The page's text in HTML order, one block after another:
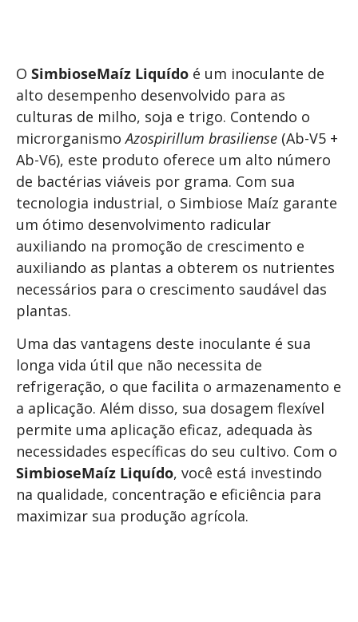
O SimbioseMaíz Liquído é um inoculante de
alto desempenho desenvolvido para as
culturas de milho, soja e trigo. Contendo o
microrganismoAzospirillum brasiliense (Ab-V5 +
Ab-V6), este produto oferece um alto número
de bactérias viáveis por grama. Com sua
tecnologia industrial, o Simbiose Maíz garante
um ótimo desenvolvimento radicular
auxiliando na promoção de crescimento e
auxiliando as plantas a obterem os nutrientes
necessários para o crescimento saudável das
plantas.
Uma das vantagens deste inoculante é sua
longa vida útil que não necessita de
refrigeração, o que facilita o armazenamento e
a aplicação. Além disso, sua dosagem flexível
permite uma aplicação eficaz, adequada às
necessidades específicas do seu cultivo. Com o
SimbioseMaíz Liquído, você está investindo
na qualidade, concentração e eficiência para
maximizar sua produção agrícola.